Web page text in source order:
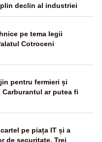
declin al industriei
pe tema legii
Cotroceni
pentru fermieri și
ar putea fi
pe piața IT și a
de securitate. Trei